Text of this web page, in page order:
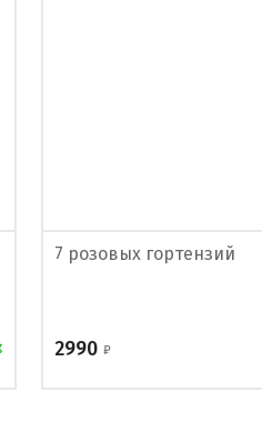
7 розовых гортензий
2990